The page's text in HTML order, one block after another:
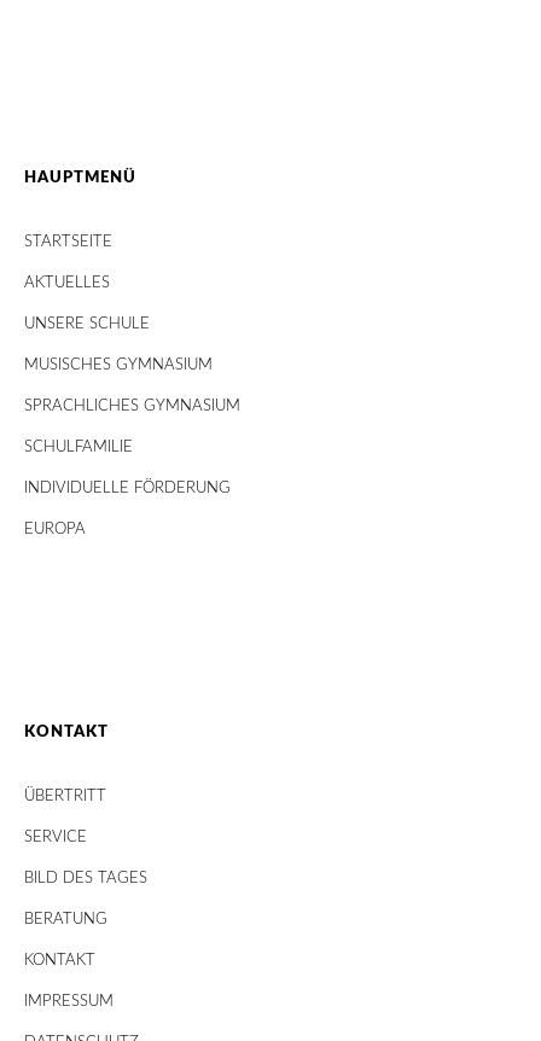
HAUPTMENÜ
STARTSEITE
AKTUELLES
UNSERE SCHULE
MUSISCHES GYMNASIUM
SPRACHLICHES GYMNASIUM
SCHULFAMILIE
INDIVIDUELLE FÖRDERUNG
EUROPA
KONTAKT
ÜBERTRITT
SERVICE
BILD DES TAGES
BERATUNG
KONTAKT
IMPRESSUM